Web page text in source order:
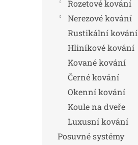
Rozetové kování
Nerezové kování
Rustikální kování
Hliníkové kování
Kované kování
Černé kování
Okenní kování
Koule na dveře
Luxusní kování
Posuvné systémy